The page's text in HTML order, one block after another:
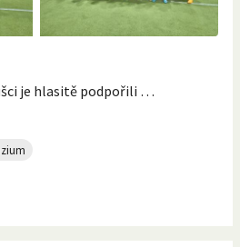
je hlasitě podpořili …